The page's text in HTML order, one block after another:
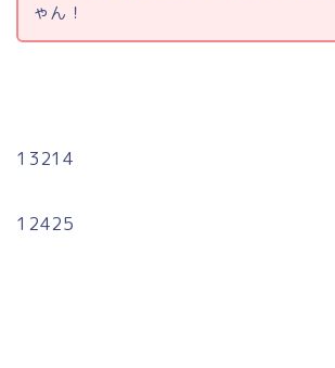
ゃん！
13214
12425